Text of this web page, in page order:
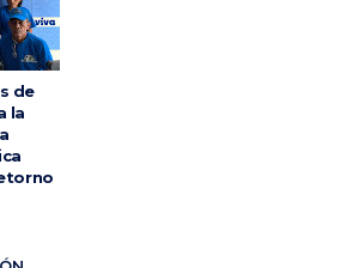
de
la